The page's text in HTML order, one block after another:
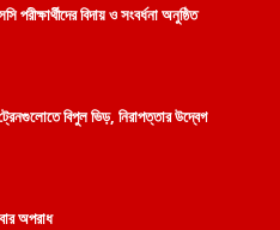
বিদায় ও সংবর্ধনা অনুষ্ঠিত
বিপুল ভিড়, নিরাপত্তার উদ্বেগ
অপরাধ